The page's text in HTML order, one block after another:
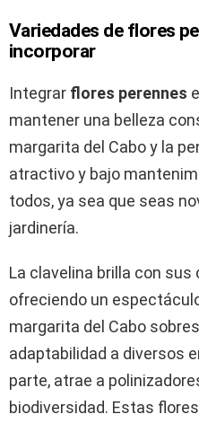
Variedades de flores
incorporar
Integrar flores perennes
mantener una belleza
margarita del Cabo y la
atractivo y bajo
todos, ya sea que seas
jardinería.
La clavelina brilla con
ofreciendo un
margarita del Cabo
adaptabilidad a diversos
parte, atrae a
biodiversidad. Estas